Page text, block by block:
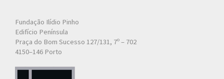
Fundação Ilídio Pinho
Edifício Península
Praça do Bom Sucesso 127/131, 7º – 702
4150–146 Porto